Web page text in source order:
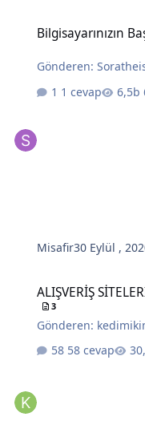
Bilgisayarınızın
Gönderen:
1 cevap
Misafir30 Eylül ,
ALIŞVERİŞ
3
Gönderen:
58 cevap